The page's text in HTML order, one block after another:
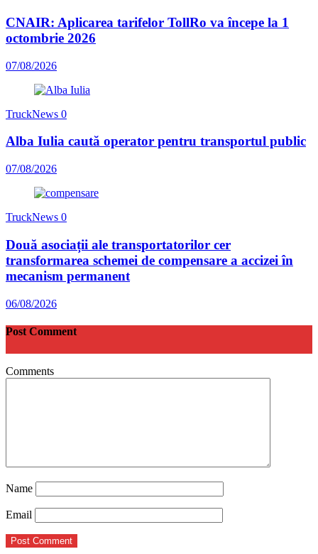
CNAIR: Aplicarea tarifelor TollRo va începe la 1
octombrie 2026
07/08/2026
TruckNews 0
Alba Iulia caută operator pentru transportul public
07/08/2026
TruckNews 0
Două asociații ale transportatorilor cer
transformarea schemei de compensare a accizei în
mecanism permanent
06/08/2026
Post Comment
Comments
Name
Email